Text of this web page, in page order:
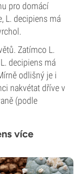
pro domácí
L. decipiens má
Zatímco L.
decipiens má
odlišný je i
nakvétat dříve v
(podle
více